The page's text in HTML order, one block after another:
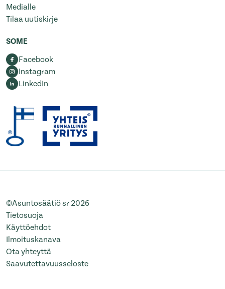
Medialle
Tilaa uutiskirje
SOME
Facebook
Instagram
LinkedIn
©Asuntosäätiö sr 2026
Tietosuoja
Käyttöehdot
Ilmoituskanava
Ota yhteyttä
Saavutettavuusseloste